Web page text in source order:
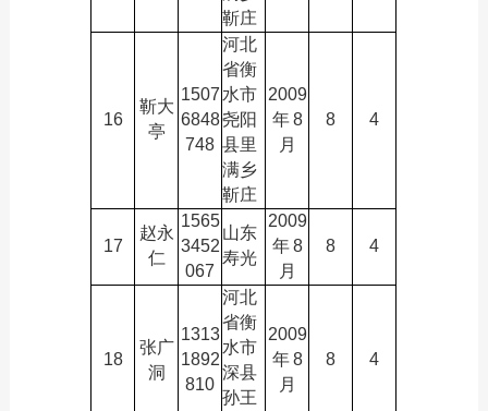
靳庄
16
靳大
亭
1507
6848
748
河北
省衡
水市
尧阳
县里
满乡
靳庄
2009
年8
月
8 4
17
赵永
仁
1565
3452
067
山东
寿光
2009
年8
月
8 4
18
张广
洞
1313
1892
810
河北
省衡
水市
深县
孙王
2009
年8
月
8 4